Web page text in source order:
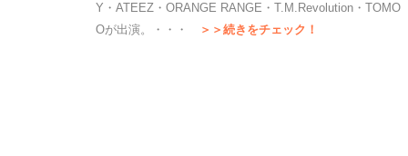
Y・ATEEZ・ORANGE RANGE・T.M.Revolution・TOMO
Oが出演。・・・
＞＞続きをチェック！